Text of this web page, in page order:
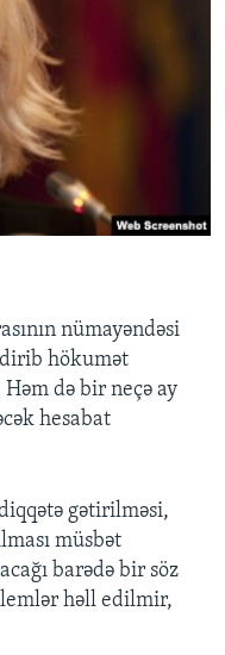
nümayəndəsi
hökumət
Həm də bir neçə ay
hesabat
gətirilməsi,
müsbət
barədə bir söz
həll edilmir,